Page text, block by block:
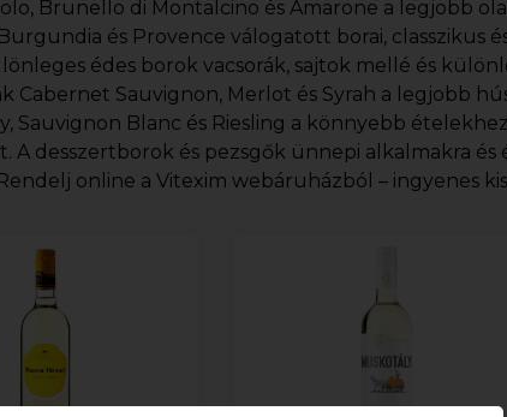
Brunello di Montalcino és Amarone a legjobb
és Provence válogatott borai, classzikus
édes borok vacsorák, sajtok mellé és
Cabernet Sauvignon, Merlot és Syrah a legjobb
Sauvignon Blanc és Riesling a könnyebb
A desszertborok és pezsgők ünnepi alkalmakra
online a Vitexim webáruházból – ingyenes